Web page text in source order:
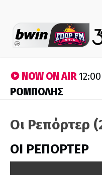
NOW ON AIR
ΡΟΜΠΟΛΗΣ
Οι Ρεπόρτερ
ΟΙ ΡΕΠΟΡΤΕΡ